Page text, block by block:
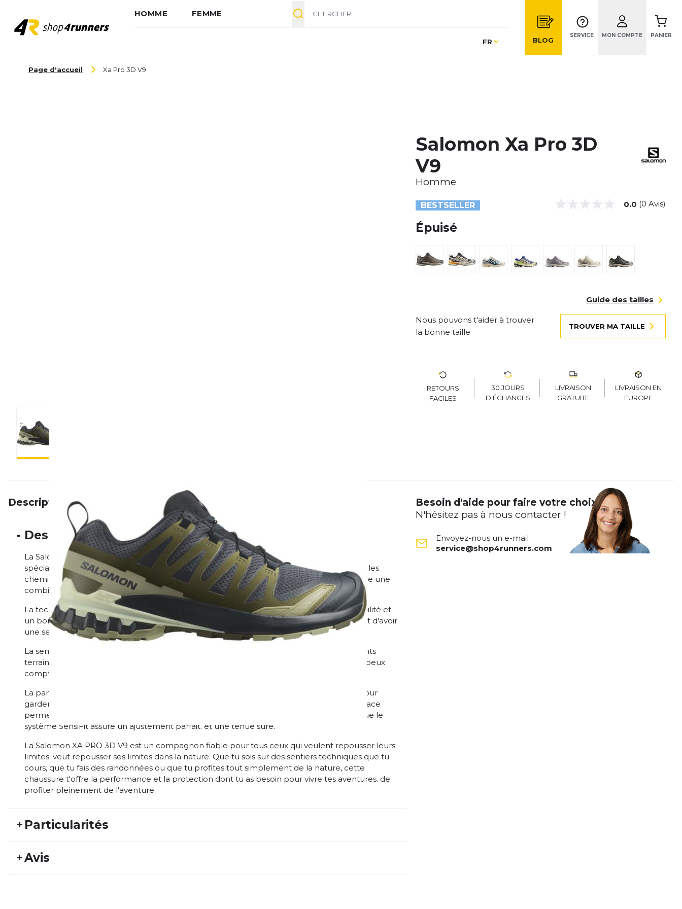
HOMME FEMME
Langue
FR BLOG
SERVICE MON COMPTE PANIER
Page d'accueil Xa Pro 3D V9
Salomon Xa Pro 3D
V9
Homme
BESTSELLER 0.0 (0 Avis)
Épuisé
Guide des tailles
Nous pouvons t'aider à trouver
la bonne taille
TROUVER MA TAILLE
RETOURS
FACILES
30 JOURS
D'ÉCHANGES
LIVRAISON
GRATUITE
LIVRAISON EN
EUROPE
Description Particularités
- Description
La Salomon XA PRO 3D V9 est une chaussure polyvalente et performante, qui a été
spécialement conçue pour les activités de plein air exigeantes. Que ce soit pour tu es sur les
chemins de randonnée, en trail running ou sur un terrain technique. cette chaussure t'offre une
combinaison optimale de stabilité, de confort et de sécurité. et de protection.
La technologie 3D Advanced Chassis de la XA PRO 3D V9 assure une une excellente stabilité et
un bon soutien du pied lorsque tu évolues sur un terrain terrain accidenté. Cela te permet d'avoir
une sensation de sécurité et de contrôle. tout en te concentrant sur ton environnement.
La semelle extérieure Contagrip de la chaussure offre une excellente traction sur différents
terrains. différents terrains. Que ce soit sur l'herbe mouillée, les graviers ou les rochers, tu peux
compter sur un appui solide pour progresser en toute sécurité.
La partie supérieure de la XA PRO 3D V9 est résistante et offre une bonne respirabilité pour
garder tes pieds au sec et à l'aise. de rester en bonne santé. Le système de laçage Quicklace
permet d'ajuster facilement la chaussure à vos besoins. à tes besoins individuels, tandis que le
système SensiFit assure un ajustement parfait. et une tenue sûre.
La Salomon XA PRO 3D V9 est un compagnon fiable pour tous ceux qui veulent repousser leurs
limites. veut repousser ses limites dans la nature. Que tu sois sur des sentiers techniques que tu
cours, que tu fais des randonnées ou que tu profites tout simplement de la nature, cette
chaussure t'offre la performance et la protection dont tu as besoin pour vivre tes aventures. de
profiter pleinement de l'aventure.
+ Particularités
Type d'activité:
+Avis
Besoin d'aide pour faire votre choix ?
N'hésitez pas à nous contacter !
Envoyez-nous un e-mail
service@shop4runners.com